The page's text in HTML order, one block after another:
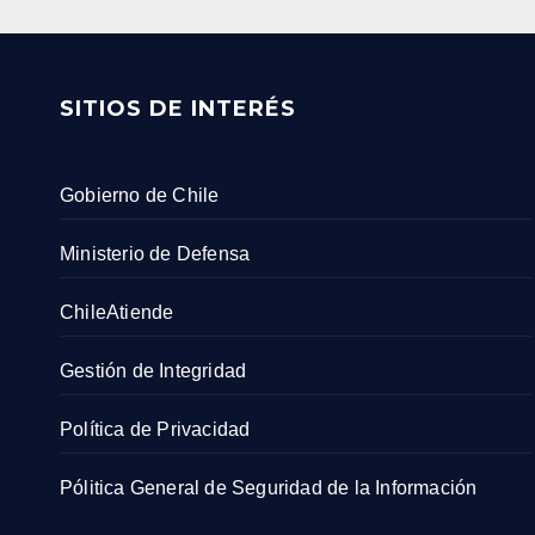
SITIOS DE INTERÉS
Gobierno de Chile
Ministerio de Defensa
ChileAtiende
Gestión de Integridad
Política de Privacidad
Pólitica General de Seguridad de la Información